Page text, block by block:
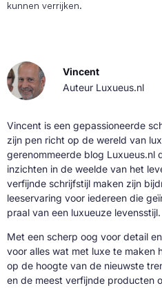
kunnen verrijken.
Vincent
Auteur Luxueus.nl
Vincent is een gepassioneerde
zijn pen richt op de wereld van
gerenommeerde blog Luxueus.nl
inzichten in de weelde van het
verfijnde schrijfstijl maken zijn
leeservaring voor iedereen die
praal van een luxueuze levensstijl.
Met een scherp oog voor detail
voor alles wat met luxe te maken
op de hoogte van de nieuwste
en de meest verfijnde producten